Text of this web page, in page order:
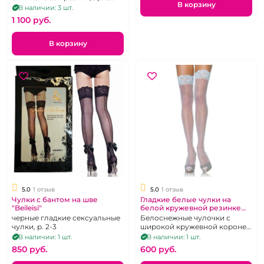
(38-40)
В наличии: 3 шт.
1 100 pуб.
В корзину
В корзину
5.0 1 отзыв
Чулки с бантом на шве
"Beileisi"
черные гладкие сексуальные
чулки, р. 2-3
В наличии: 1 шт.
850 pуб.
5.0 1 отзыв
Гладкие белые чулки на
белой кружевной резинке
"CindyLove"
Белоснежные чулочки с
широкой кружевной короне
на силиконе, р 40-48
В наличии: 1 шт.
600 pуб.